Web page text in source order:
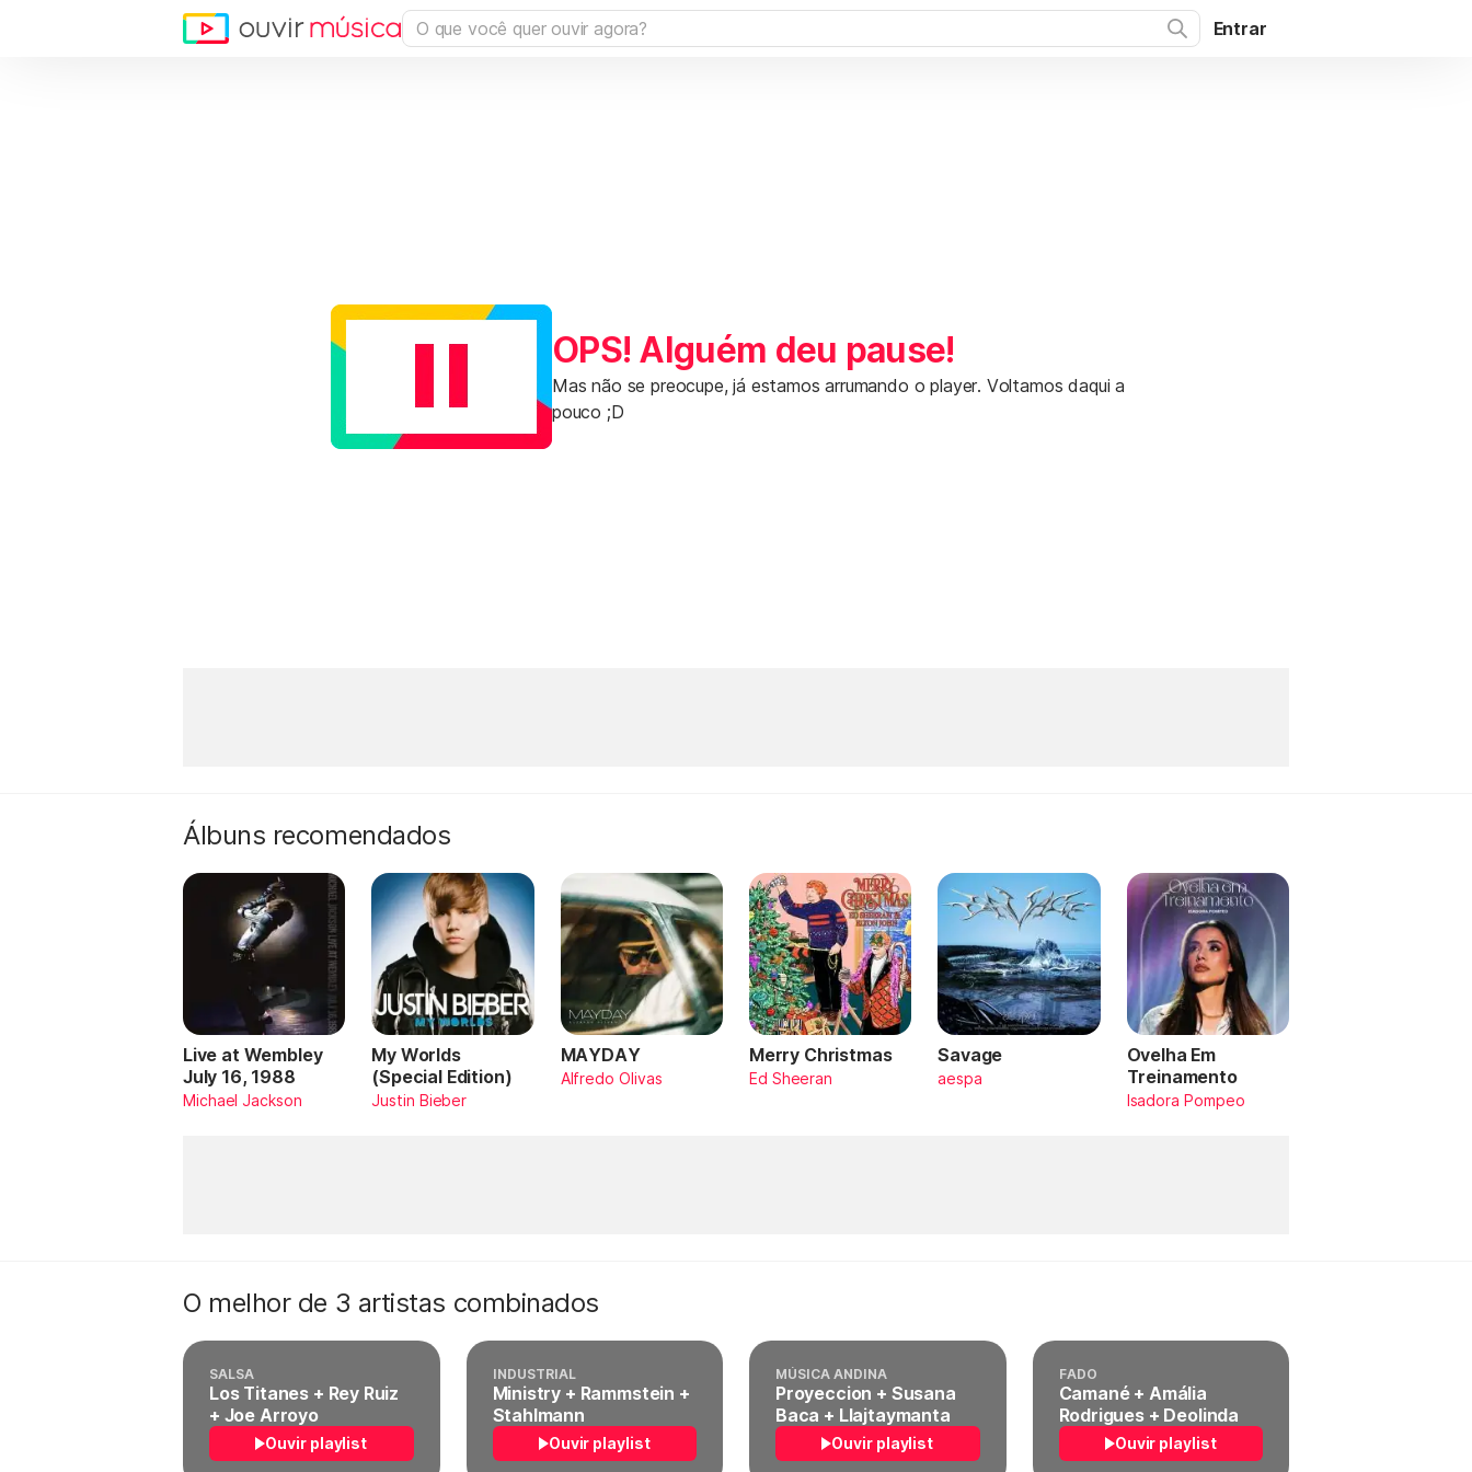
Entrar
OPS! Alguém deu pause!
Mas não se preocupe, já estamos arrumando o player. Voltamos daqui a
pouco ;D
Álbuns recomendados
Live at Wembley
July 16, 1988
Michael Jackson
My Worlds
(Special Edition)
Justin Bieber
MAYDAY
Alfredo Olivas
Merry Christmas
Ed Sheeran
Savage
aespa
Ovelha Em
Treinamento
Isadora Pompeo
O melhor de 3 artistas combinados
SALSA
Los Titanes + Rey Ruiz
+ Joe Arroyo
Ouvir playlist
INDUSTRIAL
Ministry + Rammstein +
Stahlmann
Ouvir playlist
MÚSICA ANDINA
Proyeccion + Susana
Baca + Llajtaymanta
Ouvir playlist
FADO
Camané + Amália
Rodrigues + Deolinda
Ouvir playlist